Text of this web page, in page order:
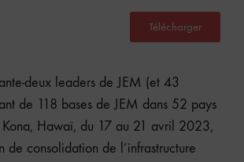
Télécharger
deux leaders de JEM (et 43
de 118 bases de JEM dans 52 pays
Kona, Hawaï, du 17 au 21 avril 2023,
de consolidation de l’infrastructure